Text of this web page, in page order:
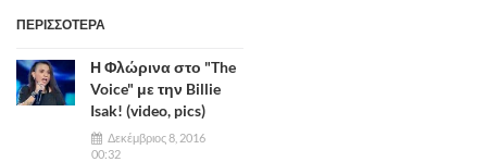
ΠΕΡΙΣΣΟΤΕΡΑ
Η Φλώρινα στο "The
Voice" με την Billie
Isak! (video, pics)
Δεκέμβριος 8, 2016
00:32